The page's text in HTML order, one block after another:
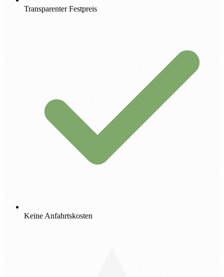
Transparenter Festpreis
Keine Anfahrtskosten